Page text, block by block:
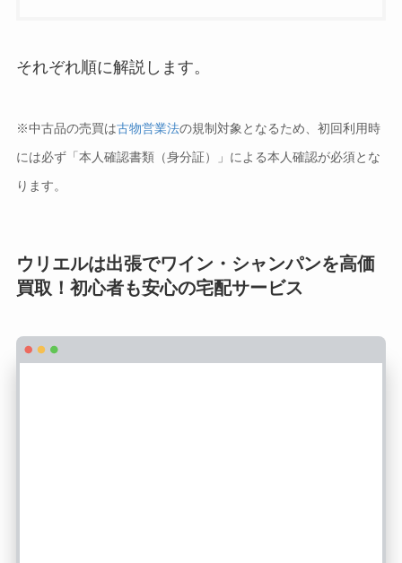
それぞれ順に解説します。
※中古品の売買は古物営業法の規制対象となるため、初回利用時
には必ず「本人確認書類（身分証）」による本人確認が必須とな
ります。
ウリエルは出張でワイン・シャンパンを高価
買取！初心者も安心の宅配サービス